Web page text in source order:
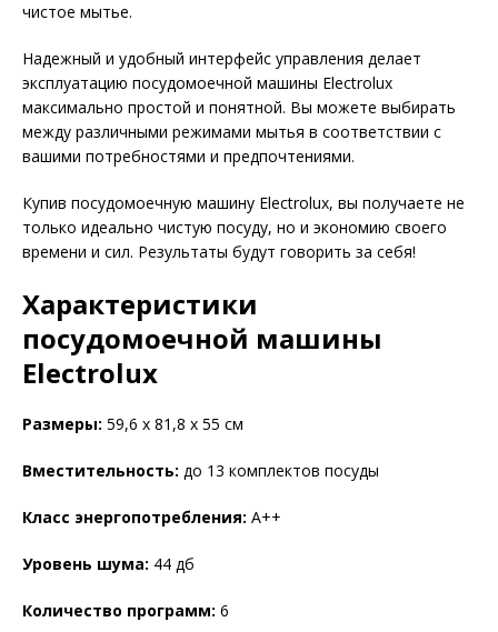
чистое мытье.
Надежный и удобный интерфейс управления делает
эксплуатацию посудомоечной машины Electrolux
максимально простой и понятной. Вы можете выбирать
между различными режимами мытья в соответствии с
вашими потребностями и предпочтениями.
Купив посудомоечную машину Electrolux, вы получаете не
только идеально чистую посуду, но и экономию своего
времени и сил. Результаты будут говорить за себя!
Характеристики
посудомоечной машины
Electrolux
Размеры: 59,6 x 81,8 x 55 см
Вместительность: до 13 комплектов посуды
Класс энергопотребления: A++
Уровень шума: 44 дб
Количество программ: 6